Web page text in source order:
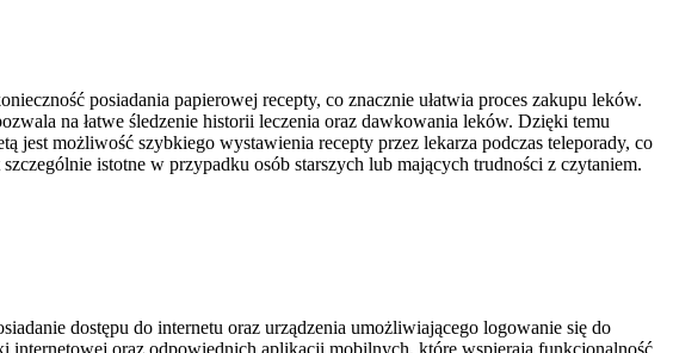
posiadania papierowej recepty, co znacznie ułatwia proces zakupu leków.
na łatwe śledzenie historii leczenia oraz dawkowania leków. Dzięki temu
jest możliwość szybkiego wystawienia recepty przez lekarza podczas teleporady, co
istotne w przypadku osób starszych lub mających trudności z czytaniem.
dostępu do internetu oraz urządzenia umożliwiającego logowanie się do
internetowej oraz odpowiednich aplikacji mobilnych, które wspierają funkcjonalność